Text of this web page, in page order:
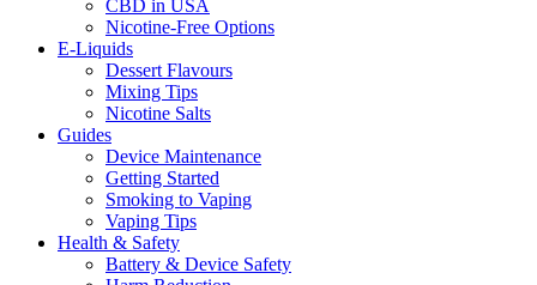
CBD in USA
Nicotine-Free Options
E-Liquids
Dessert Flavours
Mixing Tips
Nicotine Salts
Guides
Device Maintenance
Getting Started
Smoking to Vaping
Vaping Tips
Health & Safety
Battery & Device Safety